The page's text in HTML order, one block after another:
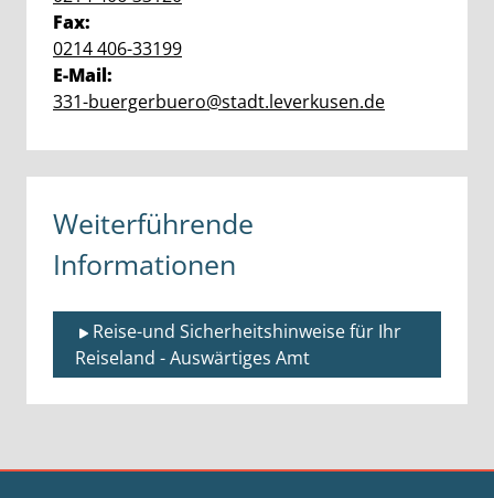
Fax:
0214 406-33199
E-Mail:
331-buergerbuero@stadt.leverkusen.de
Weiterführende
Informationen
Reise-und Sicherheitshinweise für Ihr
Reiseland - Auswärtiges Amt